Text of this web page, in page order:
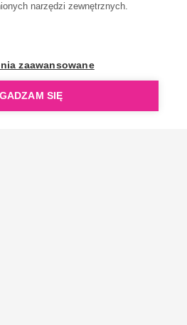
narzędzi zewnętrznych.
zaawansowane
SIĘ
częścią ReflectGroup.